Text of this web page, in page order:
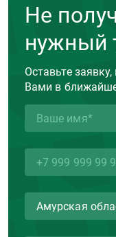
Не
нужный
Оставьте
Вами в